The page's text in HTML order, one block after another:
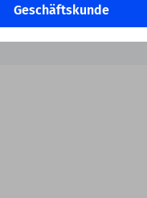
Geschäftskunde